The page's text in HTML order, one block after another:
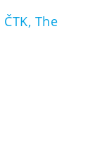
ČTK, The